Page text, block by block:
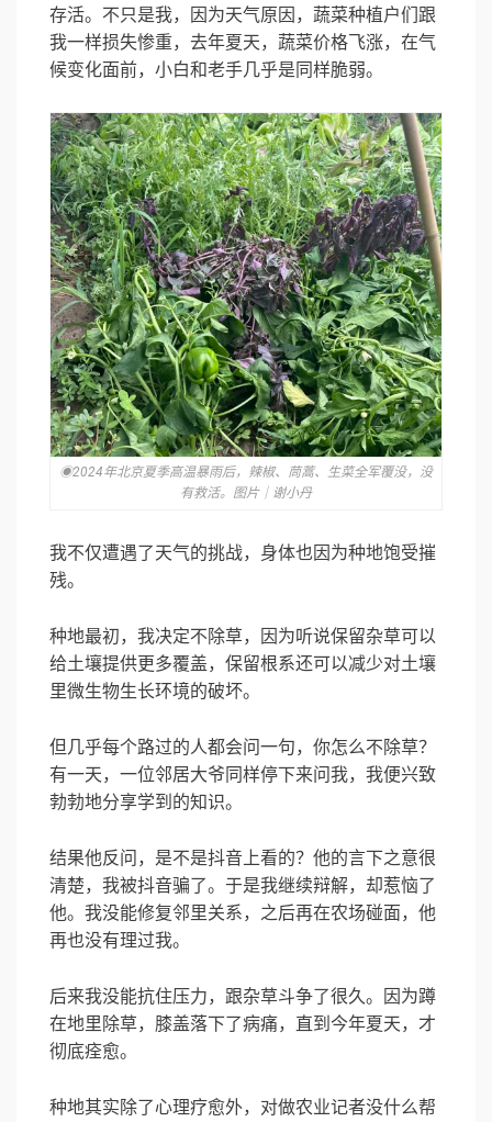
存活。不只是我，因为天气原因，蔬菜种植户们跟
我一样损失惨重，去年夏天，蔬菜价格飞涨，在气
候变化面前，小白和老手几乎是同样脆弱。
◉2024年北京夏季高温暴雨后，辣椒、茼蒿、生菜全军覆没，没
有救活。图片｜谢小丹
我不仅遭遇了天气的挑战，身体也因为种地饱受摧
残。
种地最初，我决定不除草，因为听说保留杂草可以
给土壤提供更多覆盖，保留根系还可以减少对土壤
里微生物生长环境的破坏。
但几乎每个路过的人都会问一句，你怎么不除草？
有一天，一位邻居大爷同样停下来问我，我便兴致
勃勃地分享学到的知识。
结果他反问，是不是抖音上看的？他的言下之意很
清楚，我被抖音骗了。于是我继续辩解，却惹恼了
他。我没能修复邻里关系，之后再在农场碰面，他
再也没有理过我。
后来我没能抗住压力，跟杂草斗争了很久。因为蹲
在地里除草，膝盖落下了病痛，直到今年夏天，才
彻底痊愈。
种地其实除了心理疗愈外，对做农业记者没什么帮